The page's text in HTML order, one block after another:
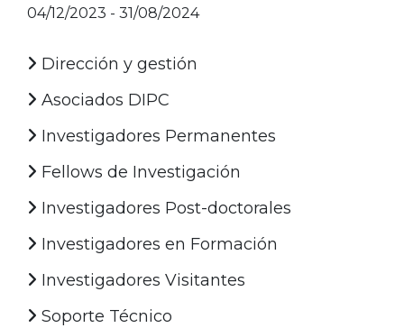
04/12/2023 - 31/08/2024
Dirección y gestión
Asociados DIPC
Investigadores Permanentes
Fellows de Investigación
Investigadores Post-doctorales
Investigadores en Formación
Investigadores Visitantes
Soporte Técnico